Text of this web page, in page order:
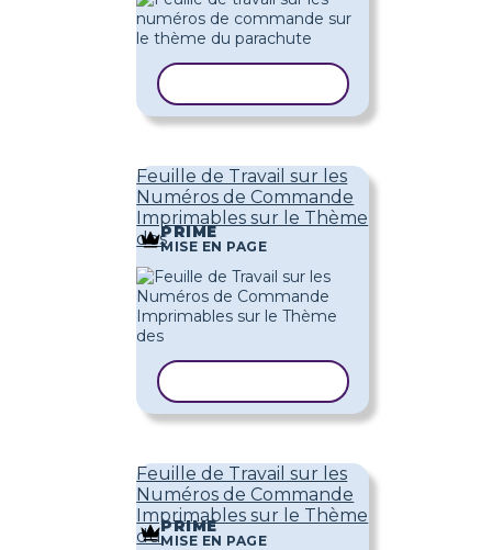
Feuille de Travail sur les
Numéros de Commande
Imprimables sur le Thème
desPRIME
MISE EN PAGE
Feuille de Travail sur les
Numéros de Commande
Imprimables sur le Thème
du
PRIME
MISE EN PAGE